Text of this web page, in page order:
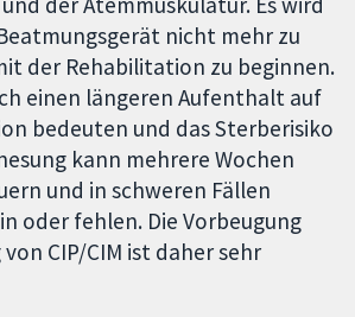
nicht mehr zu
der Rehabilitation zu beginnen.
einen längeren Aufenthalt auf
bedeuten und das Sterberisiko
kann mehrere Wochen
und in schweren Fällen
oder fehlen. Die Vorbeugung
CIP/CIM ist daher sehr